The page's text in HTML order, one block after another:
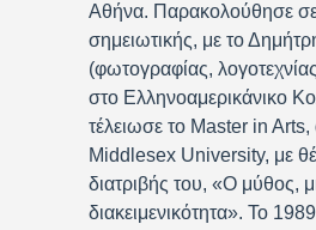
Αθήνα. Παρακολούθησε
σημειωτικής, με το
(φωτογραφίας,
στο Ελληνοαμερικάνικο
τέλειωσε το Master in
Middlesex University, με
διατριβής του, «Ο μύθος,
διακειμενικότητα». Το